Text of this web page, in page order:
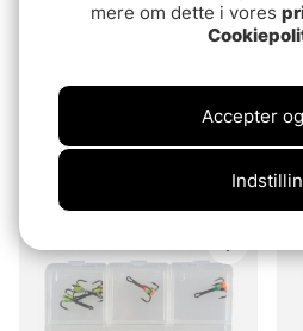
Finnex Chain Hook Trout
(2-pcs)
mere om dette i vores
Accepter